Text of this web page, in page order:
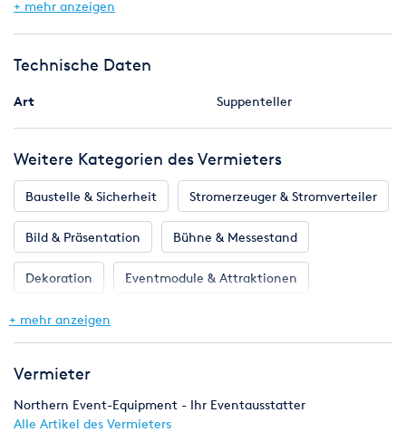
Wir erstellen Ihnen gern ein separates Angebot für die
vom Verladevolumen und der zurückzulegenden Strecke sind.
Ihre Anfrage wird natürlich schnellstmöglich bearbeitet.
spezielle Vorstellungen oder Fragen, dann stehen wir Ihnen
Wir weisen darauf hin das die ausgezeichneten
Preise VERMIETPREISE
sind. Lediglich Verbrauchszubehör wie
Milch, Kaffee usw, werden verkauft und sind dementsprechend
in den Artikelbeschreibungen gekennzeichnet.
+ mehr anzeigen
Technische Daten
Art Suppenteller
Weitere Kategorien des Vermieters
Baustelle & Sicherheit Stromerzeuger & Stromverteiler
Bild & Präsentation Bühne & Messestand
Dekoration Eventmodule & Attraktionen
Gastronomie & Bar
Pflanzen Toilette, WC & Dusche
+ mehr anzeigen
Vermieter
Northern Event-Equipment - Ihr Eventausstatter
Alle Artikel des Vermieters